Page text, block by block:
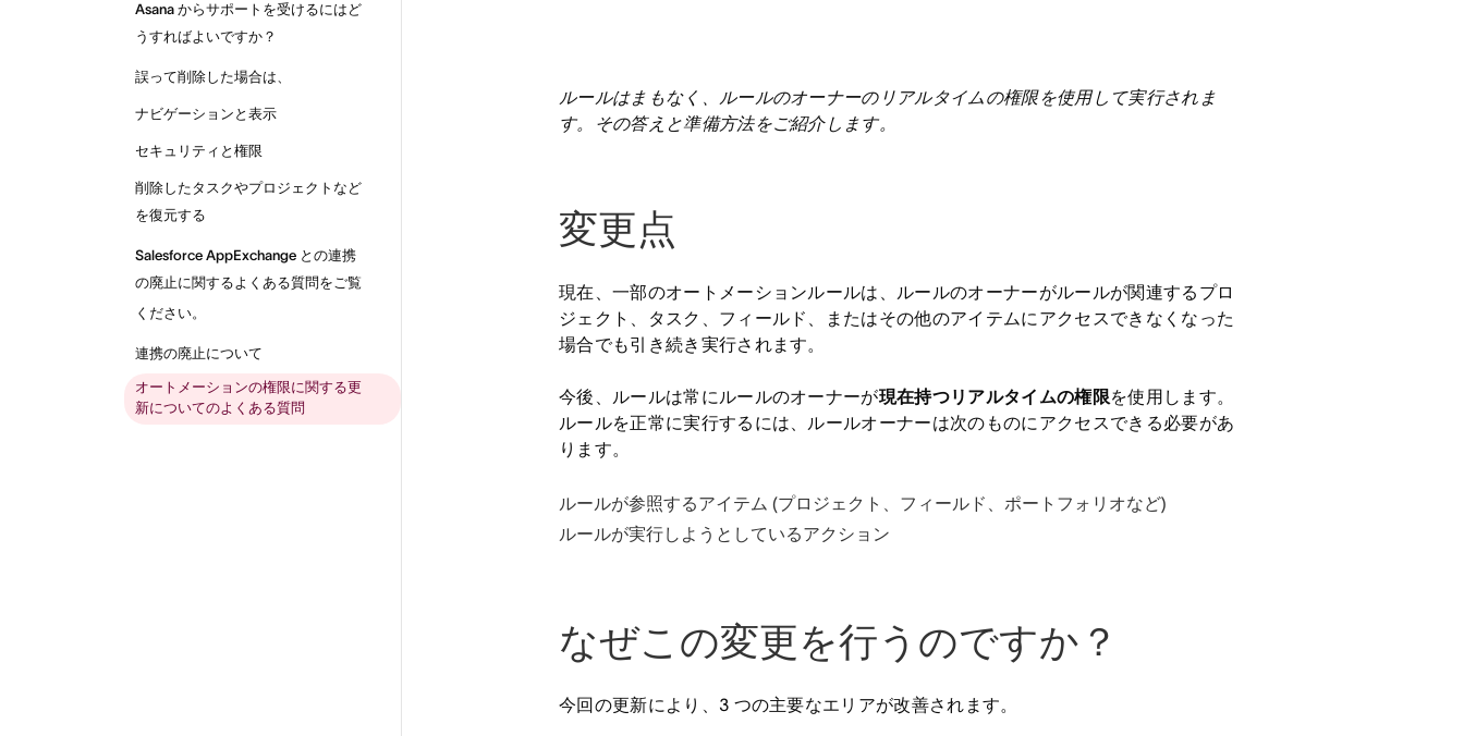
Asana からサポートを受けるにはど
うすればよいですか？
誤って削除した場合は、
ナビゲーションと表示
セキュリティと権限
削除したタスクやプロジェクトなど
を復元する
Salesforce AppExchange との連携
の廃止に関するよくある質問をご覧
ください。
連携の廃止について
オートメーションの権限に関する更
新についてのよくある質問
ルールはまもなく、ルールのオーナーのリアルタイムの権限を使用して実行されま
す。その答えと準備方法をご紹介します。
変更点
現在、一部のオートメーションルールは、ルールのオーナーがルールが関連するプロ
ジェクト、タスク、フィールド、またはその他のアイテムにアクセスできなくなった
場合でも引き続き実行されます。
今後、ルールは常にルールのオーナーが現在持つリアルタイムの権限を使用します。
ルールを正常に実行するには、ルールオーナーは次のものにアクセスできる必要があ
ります。
ルールが参照するアイテム (プロジェクト、フィールド、ポートフォリオなど)
ルールが実行しようとしているアクション
なぜこの変更を行うのですか？
今回の更新により、3 つの主要なエリアが改善されます。